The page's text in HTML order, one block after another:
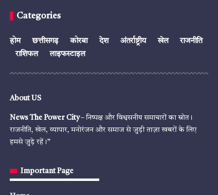
Categories
होम छत्तीसगढ़ कोरबा देश अंतर्राष्ट्रीय खेल
राजनीति
राशिफल
लाइफस्टाइल
About US
News The Power City– निष्पक्ष और विश्वसनीय समाचारों का स्रोत।
राजनीति, खेल, व्यापार, मनोरंजन और समाज से जुड़ी ताज़ा खबरों के लिए
हमसे जुड़े रहें।”
Important Page